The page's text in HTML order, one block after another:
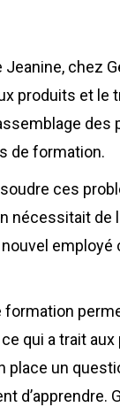
chez
produits et le
des
de formation.
ces
nécessitait
formation
qui a trait
place un
d’apprendre.